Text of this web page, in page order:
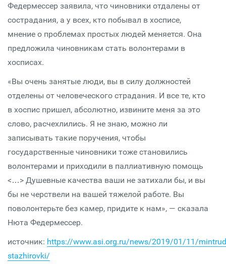
Федермессер заявила, что чиновники отдалены от
сострадания, а у всех, кто побывал в хосписе,
мнение о проблемах простых людей меняется. Она
предложила чиновникам стать волонтерами в
хосписах.
«Вы очень занятые люди, вы в силу должностей
отделены от человеческого страдания. И все те, кто
в хоспис пришел, абсолютно, извините меня за это
слово, расчехлились. Я не знаю, можно ли
записывать такие поручения, чтобы
государственные чиновники тоже становились
волонтерами и приходили в паллиативную помощь
<…> Душевные качества ваши не затихали бы, и вы
бы не черствели на вашей тяжелой работе. Вы
поволонтерьте без камер, придите к нам», — сказала
Нюта Федермессер.
источник: https://www.asi.org.ru/news/2019/01/11/
stazhirovki/